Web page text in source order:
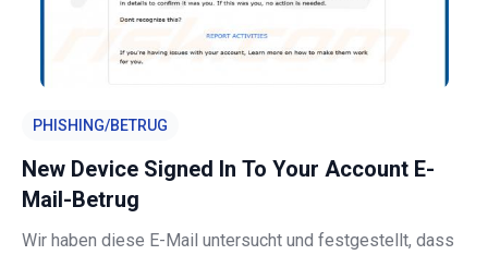
PHISHING/BETRUG
New Device Signed In To Your Account E-
Mail-Betrug
Wir haben diese E-Mail untersucht und festgestellt, dass